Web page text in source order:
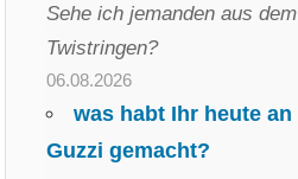
Sehe ich jemanden aus
Twistringen?
06.08.2026
was habt Ihr heute
Guzzi gemacht?